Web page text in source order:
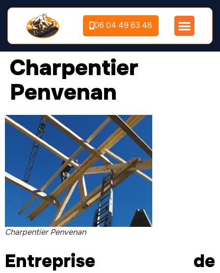
06 04 49 63 48
Charpentier
Penvenan
Charpentier Penvenan
Entreprise de